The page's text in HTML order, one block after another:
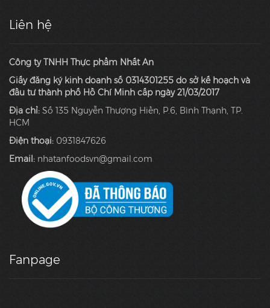
Liên hệ
Công ty TNHH Thực phẩm Nhất An
Giấy đăng ký kinh doanh số 0314301255 do sở kế hoạch và
đầu tư thành phố Hồ Chí Minh cấp ngày 21/03/2017
Địa chỉ: Số 135 Nguyễn Thượng Hiền, P.6, Bình Thạnh, TP.
HCM
Điện thoại: 0931847626
Email: nhatanfoodsvn@gmail.com
Fanpage